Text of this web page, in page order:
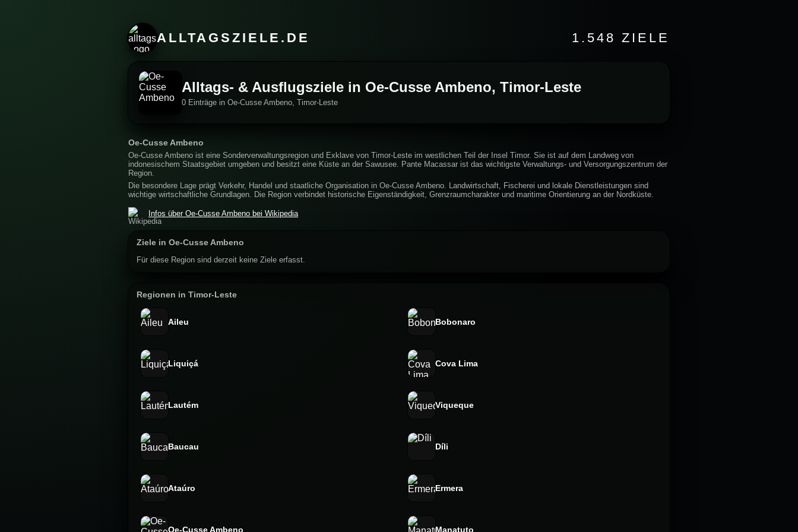
ALLTAGSZIELE.DE 1.548 ZIELE
Alltags- & Ausflugsziele in Oe-Cusse Ambeno, Timor-Leste
0 Einträge in Oe-Cusse Ambeno, Timor-Leste
Oe-Cusse Ambeno
Oe-Cusse Ambeno ist eine Sonderverwaltungsregion und Exklave von Timor-Leste im westlichen Teil der Insel Timor. Sie ist auf dem Landweg von
indonesischem Staatsgebiet umgeben und besitzt eine Küste an der Sawusee. Pante Macassar ist das wichtigste Verwaltungs- und Versorgungszentrum der
Region.
Die besondere Lage prägt Verkehr, Handel und staatliche Organisation in Oe-Cusse Ambeno. Landwirtschaft, Fischerei und lokale Dienstleistungen sind
wichtige wirtschaftliche Grundlagen. Die Region verbindet historische Eigenständigkeit, Grenzraumcharakter und maritime Orientierung an der Nordküste.
Infos über Oe-Cusse Ambeno bei Wikipedia
Ziele in Oe-Cusse Ambeno
Für diese Region sind derzeit keine Ziele erfasst.
Regionen in Timor-Leste
Aileu Bobonaro
Liquiçá Cova Lima
Lautém Viqueque
Baucau Díli
Ataúro Ermera
Oe-Cusse Ambeno Manatuto